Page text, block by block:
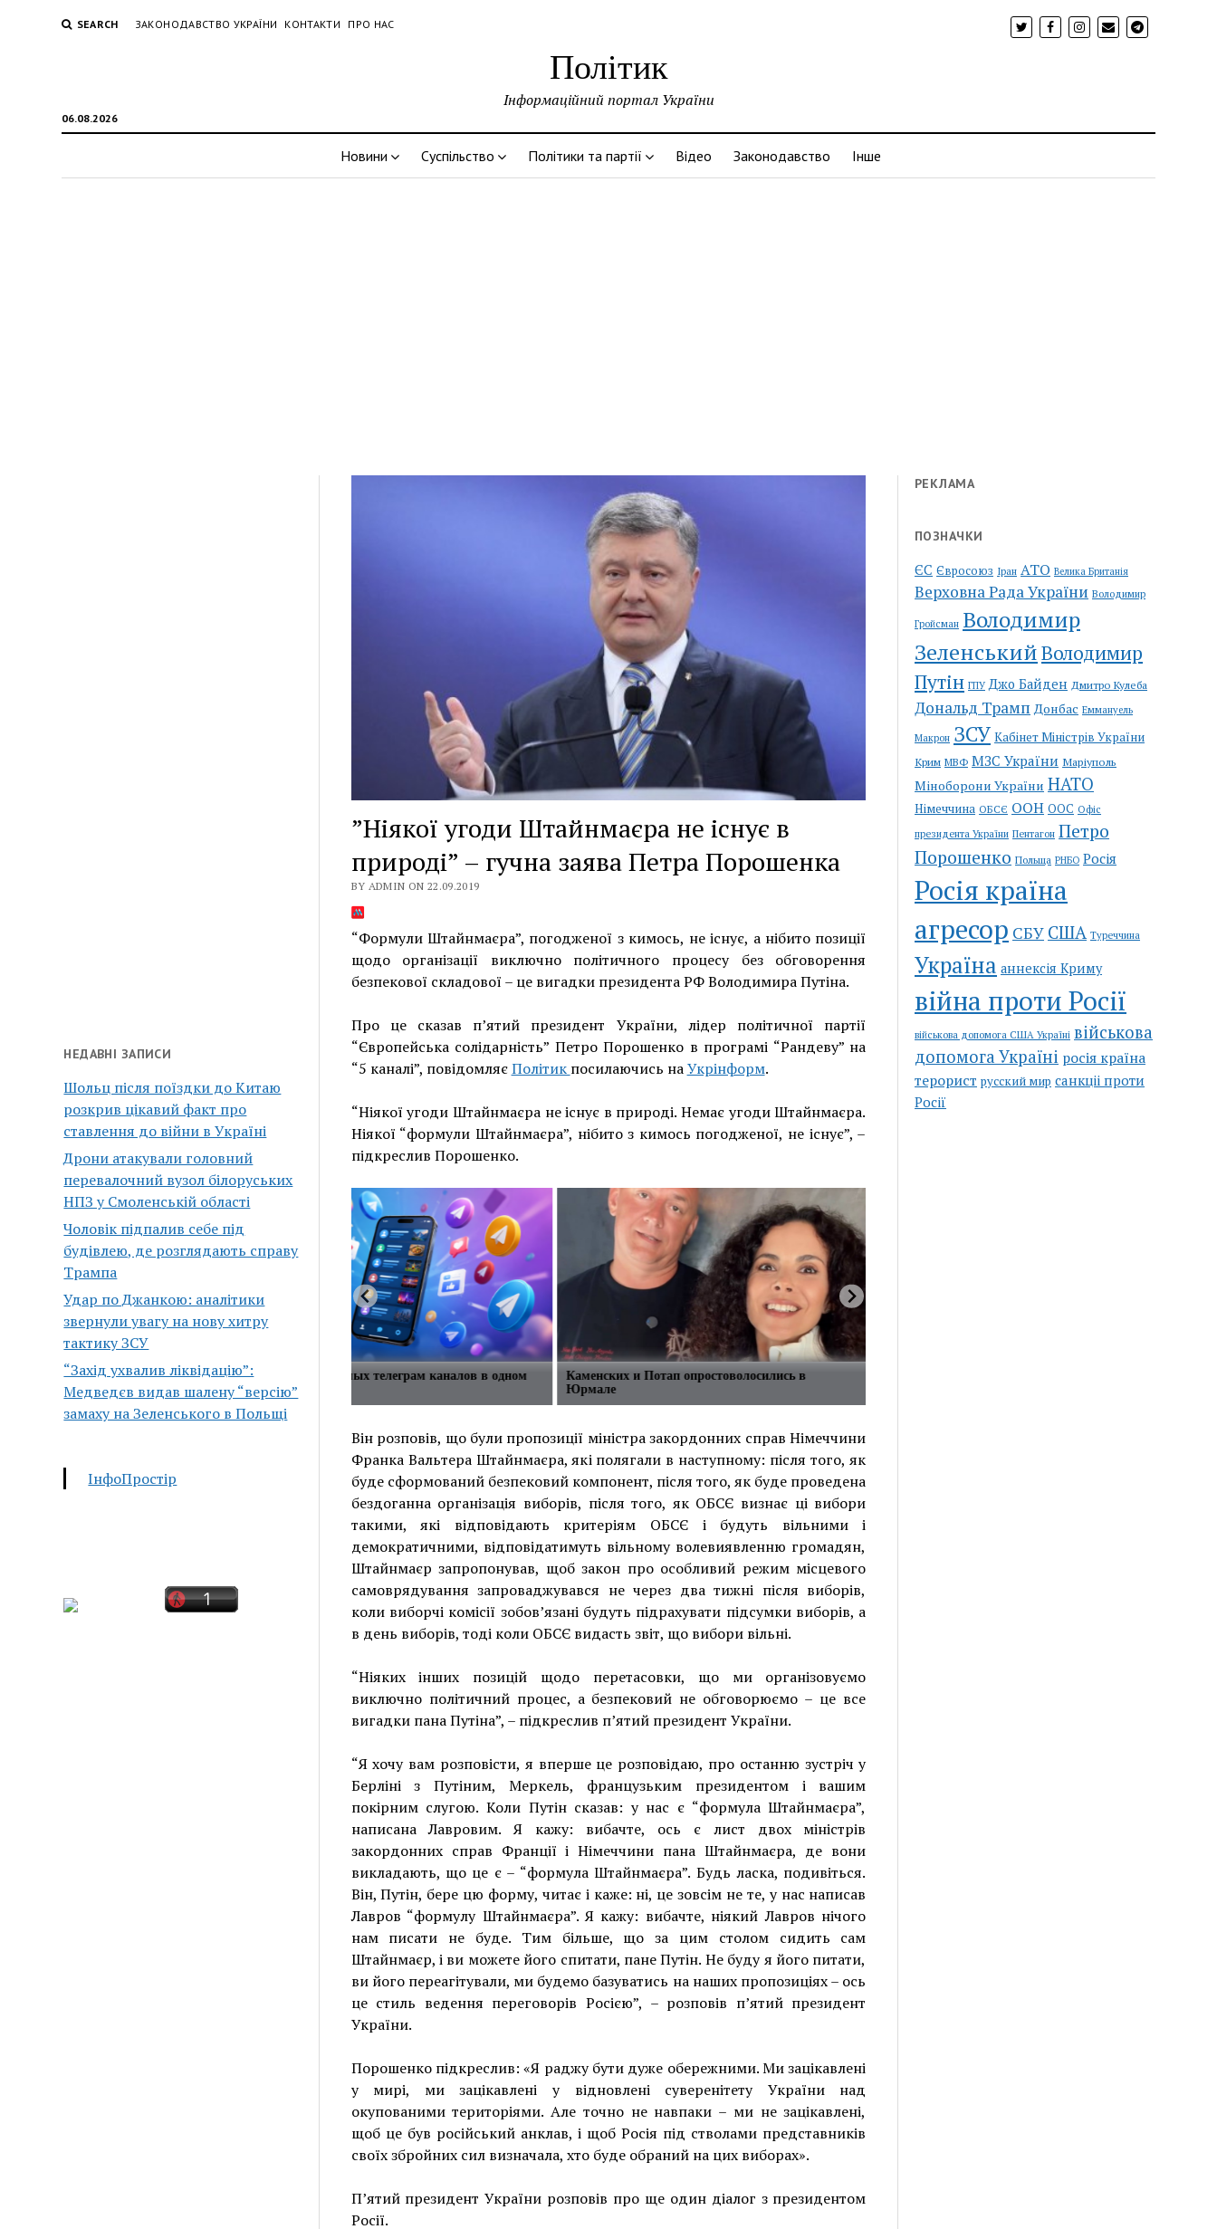
SEARCH ЗАКОНОДАВСТВО УКРАЇНИ КОНТАКТИ ПРО НАС
Політик
06.08.2026
Інформаційний портал України
Новини Суспільство Політики та партії Відео Законодавство Інше
НЕДАВНІ ЗАПИСИ
Шольц після поїздки до Китаю
розкрив цікавий факт про
ставлення до війни в Україні
Дрони атакували головний
перевалочний вузол білоруських
НПЗ у Смоленській області
Чоловік підпалив себе під
будівлею, де розглядають справу
Трампа
Удар по Джанкою: аналітики
звернули увагу на нову хитру
тактику ЗСУ
“Захід ухвалив ліквідацію”:
Медведєв видав шалену “версію”
замаху на Зеленського в Польщі
ІнфоПростір
”Ніякої угоди Штайнмаєра не існує в
природі” – гучна заява Петра Порошенка
BY ADMIN ON 22.09.2019
“Формули Штайнмаєра”, погодженої з кимось, не існує, а нібито позиції
щодо організації виключно політичного процесу без обговорення
безпекової складової – це вигадки президента РФ Володимира Путіна.
Про це сказав п’ятий президент України, лідер політичної партії
“Європейська солідарність” Петро Порошенко в програмі “Рандеву” на
“5 каналі”, повідомляєПолітик посилаючись наУкрінформ.
“Ніякої угоди Штайнмаєра не існує в природі. Немає угоди Штайнмаєра.
Ніякої “формули Штайнмаєра”, нібито з кимось погодженої, не існує”, –
підкреслив Порошенко.
на любовнице, которая
его семьи
Все посты любимых телеграм каналов в одном
месте!
Каменских и Потап опростоволосились в
Юрмале
Він розповів, що були пропозиції міністра закордонних справ Німеччини
Франка Вальтера Штайнмаєра, які полягали в наступному: після того, як
буде сформований безпековий компонент, після того, як буде проведена
бездоганна організація виборів, після того, як ОБСЄ визнає ці вибори
такими, які відповідають критеріям ОБСЄ і будуть вільними і
демократичними, відповідатимуть вільному волевиявленню громадян,
Штайнмаєр запропонував, щоб закон про особливий режим місцевого
самоврядування запроваджувався не через два тижні після виборів,
коли виборчі комісії зобов’язані будуть підрахувати підсумки виборів, а
в день виборів, тоді коли ОБСЄ видасть звіт, що вибори вільні.
“Ніяких інших позицій щодо перетасовки, що ми організовуємо
виключно політичний процес, а безпековий не обговорюємо – це все
вигадки пана Путіна”, – підкреслив п’ятий президент України.
“Я хочу вам розповісти, я вперше це розповідаю, про останню зустріч у
Берліні з Путіним, Меркель, французьким президентом і вашим
покірним слугою. Коли Путін сказав: у нас є “формула Штайнмаєра”,
написана Лавровим. Я кажу: вибачте, ось є лист двох міністрів
закордонних справ Франції і Німеччини пана Штайнмаєра, де вони
викладають, що це є – “формула Штайнмаєра”. Будь ласка, подивіться.
Він, Путін, бере цю форму, читає і каже: ні, це зовсім не те, у нас написав
Лавров “формулу Штайнмаєра”. Я кажу: вибачте, ніякий Лавров нічого
нам писати не буде. Тим більше, що за цим столом сидить сам
Штайнмаєр, і ви можете його спитати, пане Путін. Не буду я його питати,
ви його переагітували, ми будемо базуватись на наших пропозиціях – ось
це стиль ведення переговорів Росією”, – розповів п’ятий президент
України.
Порошенко підкреслив: «Я раджу бути дуже обережними. Ми зацікавлені
у мирі, ми зацікавлені у відновлені суверенітету України над
окупованими територіями. Але точно не навпаки – ми не зацікавлені,
щоб це був російський анклав, і щоб Росія під стволами представників
своїх збройних сил визначала, хто буде обраний на цих виборах».
П’ятий президент України розповів про ще один діалог з президентом
Росії.
РЕКЛАМА
ПОЗНАЧКИ
ЄС Євросоюз Іран АТО Велика Британія
Верховна Рада України Володимир
Гройсман Володимир
ЗеленськийВолодимир
Путін ГПУ Джо Байден Дмитро Кулеба
Дональд Трамп Донбас Еммануель
Макрон ЗСУ Кабінет Міністрів України
Крим МВФ МЗС України Маріуполь
Міноборони України НАТО
Німеччина ОБСЄ ООН ООС Офіс
президента України Пентагон Петро
Порошенко Польща РНБО Росія
Росія країна
агресор СБУ США Туреччина
Україна аннексія Криму
війна проти Росії
військова допомога США Україні військова
допомога Україні росія країна
терорист русский мир санкціі проти
Росії